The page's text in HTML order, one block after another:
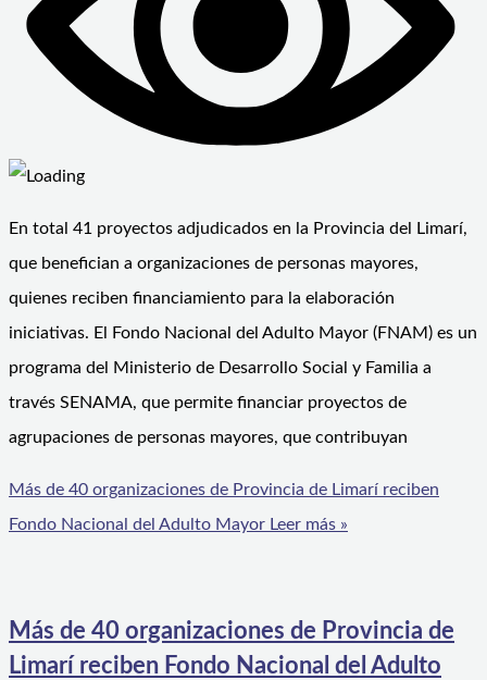
En total 41 proyectos adjudicados en la Provincia del Limarí,
que benefician a organizaciones de personas mayores,
quienes reciben financiamiento para la elaboración
iniciativas. El Fondo Nacional del Adulto Mayor (FNAM) es un
programa del Ministerio de Desarrollo Social y Familia a
través SENAMA, que permite financiar proyectos de
agrupaciones de personas mayores, que contribuyan
Más de 40 organizaciones de Provincia de Limarí reciben
Fondo Nacional del Adulto Mayor Leer más »
Más de 40 organizaciones de Provincia de
Limarí reciben Fondo Nacional del Adulto